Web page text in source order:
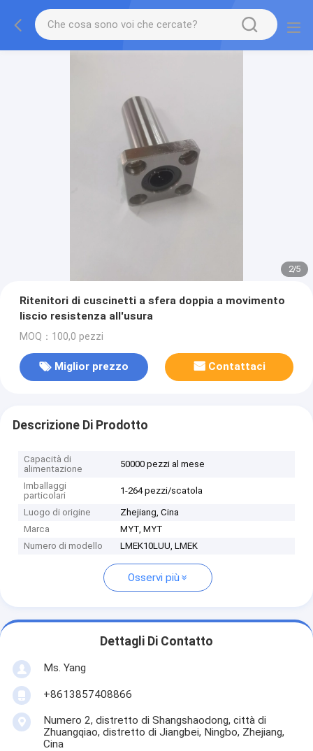
2/5
Ritenitori di cuscinetti a sfera doppia a movimento
liscio resistenza all'usura
MOQ：100,0 pezzi
Miglior prezzo Contattaci
Descrizione Di Prodotto
Capacità di
alimentazione
50000 pezzi al mese
Imballaggi
particolari
1-264 pezzi/scatola
Luogo di origine
Zhejiang, Cina
Marca
MYT, MYT
Numero di modello
LMEK10LUU, LMEK
Osservi più
Dettagli Di Contatto
Ms. Yang
+8613857408866
Numero 2, distretto di Shangshaodong, città di
Zhuangqiao, distretto di Jiangbei, Ningbo, Zhejiang,
Cina